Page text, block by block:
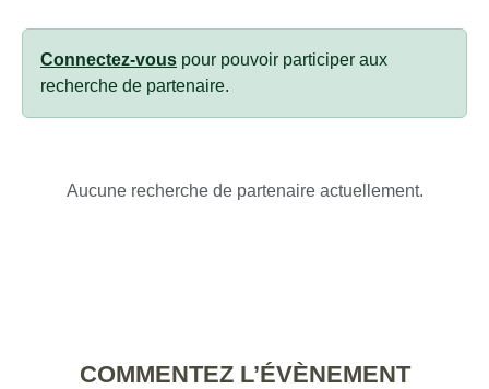
Connectez-vous pour pouvoir participer aux
recherche de partenaire.
Aucune recherche de partenaire actuellement.
COMMENTEZ L’ÉVÈNEMENT